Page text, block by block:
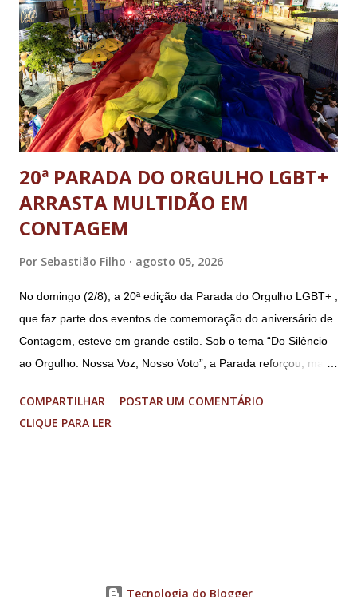
20ª PARADA DO ORGULHO LGBT+
ARRASTA MULTIDÃO EM
CONTAGEM
Por Sebastião Filho agosto 05, 2026
No domingo (2/8), a 20ª edição da Parada do Orgulho LGBT+ ,
que faz parte dos eventos de comemoração do aniversário de
Contagem, esteve em grande estilo. Sob o tema “Do Silêncio
ao Orgulho: Nossa Voz, Nosso Voto”, a Parada reforçou, mais
município. A concentração foi na Praça da Glória, que estava
preparada com um palco e contou com diversos shows,
por ser um movimento de resistência, de ocupação das ruas e
COMPARTILHAR
POSTAR UM COMENTÁRIO
CLIQUE PARA LER
Tecnologia do Blogger